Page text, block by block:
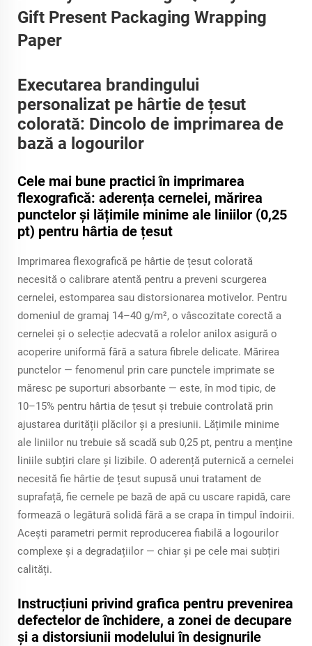
Executarea brandingului
personalizat pe hârtie de țesut
colorată: Dincolo de imprimarea de
bază a logourilor
Cele mai bune practici în imprimarea
flexografică: aderența cernelei, mărirea
punctelor și lățimile minime ale liniilor (0,25
pt) pentru hârtia de țesut
Imprimarea flexografică pe hârtie de țesut colorată
necesită o calibrare atentă pentru a preveni scurgerea
cernelei, estomparea sau distorsionarea motivelor. Pentru
domeniul de gramaj 14–40 g/m², o vâscozitate corectă a
cernelei și o selecție adecvată a rolelor anilox asigură o
acoperire uniformă fără a satura fibrele delicate. Mărirea
punctelor — fenomenul prin care punctele imprimate se
măresc pe suporturi absorbante — este, în mod tipic, de
10–15% pentru hârtia de țesut și trebuie controlată prin
ajustarea durității plăcilor și a presiunii. Lățimile minime
ale liniilor nu trebuie să scadă sub 0,25 pt, pentru a menține
liniile subțiri clare și lizibile. O aderență puternică a cernelei
necesită fie hârtie de țesut supusă unui tratament de
suprafață, fie cernele pe bază de apă cu uscare rapidă, care
formează o legătură solidă fără a se crapa în timpul îndoirii.
Acești parametri permit reproducerea fiabilă a logourilor
complexe și a degradațiilor — chiar și pe cele mai subțiri
calități.
Instrucțiuni privind grafica pentru prevenirea
defectelor de închidere, a zonei de decupare
și a distorsiunii modelului în designurile